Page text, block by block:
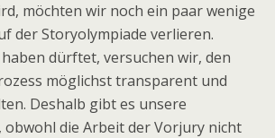
möchten wir noch ein paar wenige
der Storyolympiade verlieren.
dürftet, versuchen wir, den
möglichst transparent und
Deshalb gibt es unsere
obwohl die Arbeit der Vorjury nicht